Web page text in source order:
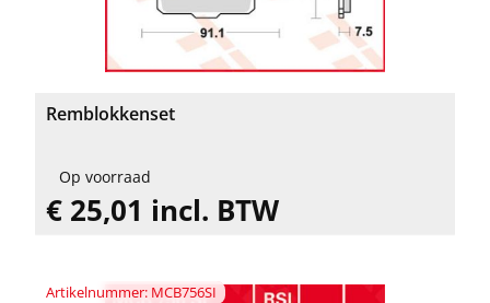
Remblokkenset
Op voorraad
€ 25,01 incl. BTW
Artikelnummer: MCB756SI